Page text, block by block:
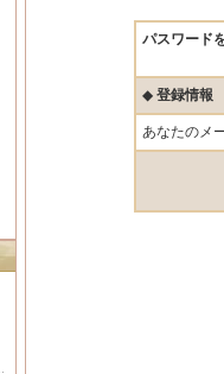
パスワード
◆ 登録情報
あなたのメ